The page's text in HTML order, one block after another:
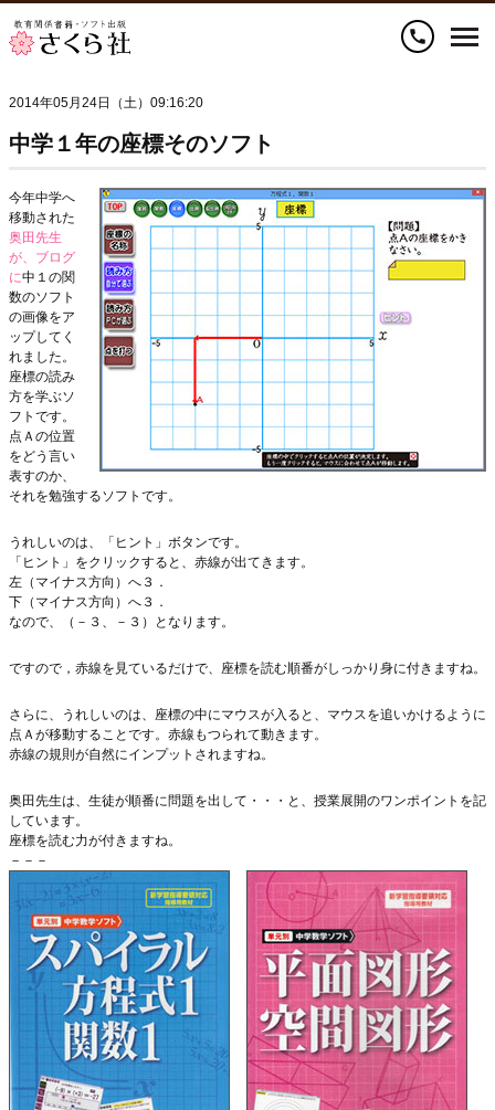
call
2014年05月24日（土）09:16:20
中学１年の座標そのソフト
今年中学へ
移動された
奥田先生
が、ブログ
に中１の関
数のソフト
の画像をア
ップしてく
れました。
座標の読み
方を学ぶソ
フトです。
点Ａの位置
をどう言い
表すのか、
それを勉強するソフトです。
うれしいのは、「ヒント」ボタンです。
「ヒント」をクリックすると、赤線が出てきます。
左（マイナス方向）へ３．
下（マイナス方向）へ３．
なので、（－３、－３）となります。
ですので，赤線を見ているだけで、座標を読む順番がしっかり身に付きますね。
さらに、うれしいのは、座標の中にマウスが入ると、マウスを追いかけるように
点Ａが移動することです。赤線もつられて動きます。
赤線の規則が自然にインプットされますね。
奥田先生は、生徒が順番に問題を出して・・・と、授業展開のワンポイントを記
しています。
座標を読む力が付きますね。
－－－